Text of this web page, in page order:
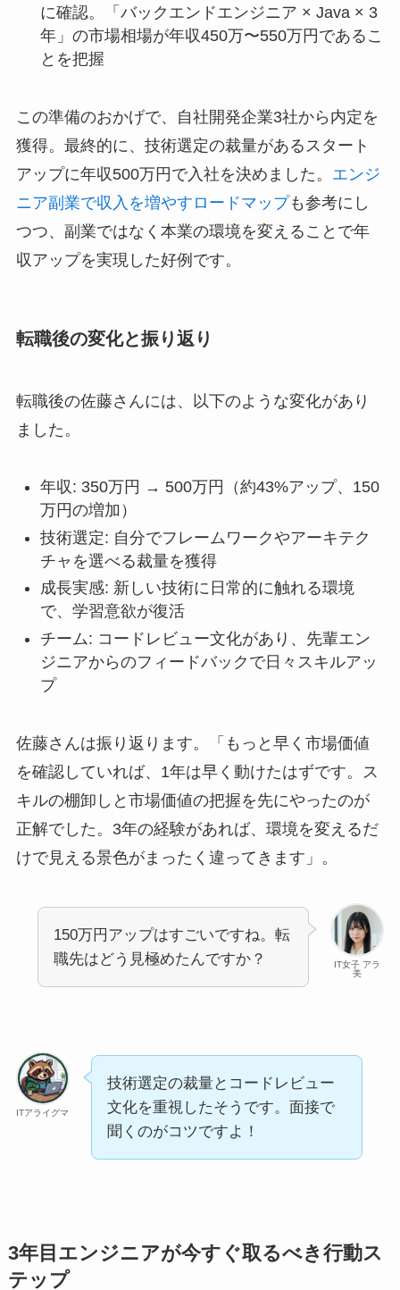
に確認。「バックエンドエンジニア × Java × 3
年」の市場相場が年収450万〜550万円であるこ
とを把握
この準備のおかげで、自社開発企業3社から内定を
獲得。最終的に、技術選定の裁量があるスタート
アップに年収500万円で入社を決めました。 エンジ
ニア副業で収入を増やすロードマップも参考にし
つつ、副業ではなく本業の環境を変えることで年
収アップを実現した好例です。
転職後の変化と振り返り
転職後の佐藤さんには、以下のような変化があり
ました。
年収: 350万円 → 500万円（約43%アップ、150
万円の増加）
技術選定: 自分でフレームワークやアーキテク
チャを選べる裁量を獲得
成長実感: 新しい技術に日常的に触れる環境
で、学習意欲が復活
チーム: コードレビュー文化があり、先輩エン
ジニアからのフィードバックで日々スキルアッ
プ
佐藤さんは振り返ります。「もっと早く市場価値
を確認していれば、1年は早く動けたはずです。ス
キルの棚卸しと市場価値の把握を先にやったのが
正解でした。3年の経験があれば、環境を変えるだ
けで見える景色がまったく違ってきます」。
IT女子 アラ
美
150万円アップはすごいですね。転
職先はどう見極めたんですか？
ITアライグマ
技術選定の裁量とコードレビュー
文化を重視したそうです。面接で
聞くのがコツですよ！
3年目エンジニアが今すぐ取るべき行動ス
テップ